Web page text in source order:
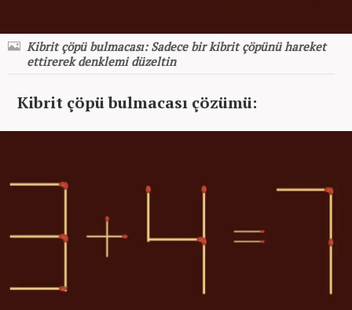
Kibrit çöpü bulmacası: Sadece bir kibrit çöpünü hareket
ettirerek denklemi düzeltin
Kibrit çöpü bulmacası çözümü: